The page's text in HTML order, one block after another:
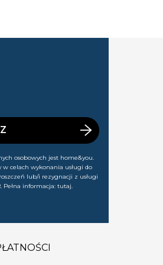
osobowych jest home&you.
celach wykonania usługi do
lub/i rezygnacji z usługi
Pełna informacja: tutaj.